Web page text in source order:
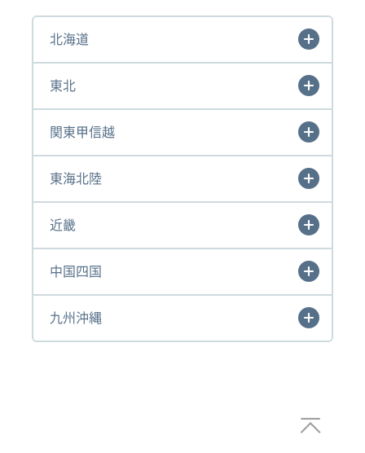
北海道
東北
関東甲信越
東海北陸
近畿
中国四国
九州沖縄